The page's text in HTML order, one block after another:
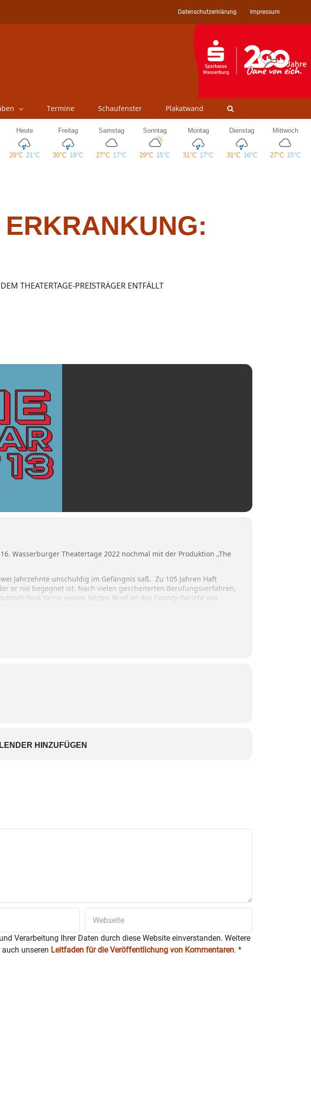
Datenschutzerklärung Impressum
Termine Schaufenster Plakatwand
THEATERTAGE-PREISTRÄGER ENTFÄLLT
Wasserburger Theatertage 2022 nochmal mit der Produktion „The
Jahrzehnte unschuldig im Gefängnis saß. Zu 105 Jahren Haft
er nie begegnet ist. Nach vielen gescheiterten Berufungsverfahren,
Nick Yarris seinen letzten Brief an das County-Gericht von
HINZUFÜGEN
Verarbeitung Ihrer Daten durch diese Website einverstanden. Weitere
unseren Leitfaden für die Veröffentlichung von Kommentaren. *